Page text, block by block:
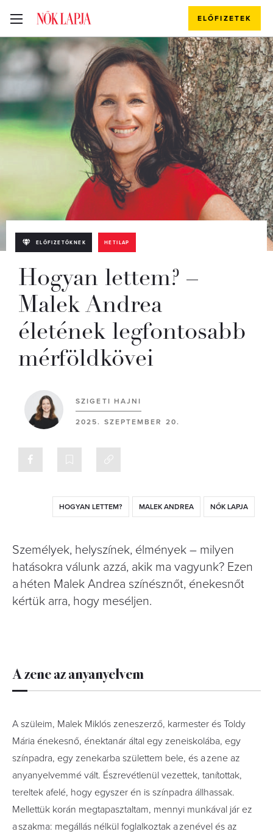
ELŐFIZETEK
ELŐFIZETŐKNEK HETILAP
Hogyan lettem? –
Malek Andrea
életének legfontosabb
mérföldkövei
SZIGETI HAJNI
2025. SZEPTEMBER 20.
HOGYAN LETTEM? MALEK ANDREA NŐK LAPJA
Személyek, helyszínek, élmények – milyen
hatásokra válunk azzá, akik ma vagyunk? Ezen
a héten Malek Andrea színésznőt, énekesnőt
kértük arra, hogy meséljen.
A zene az anyanyelvem
A szüleim, Malek Miklós zeneszerző, karmester és Toldy
Mária énekesnő, énektanár által egy zeneiskolába, egy
színpadra, egy zenekarba születtem bele, és a zene az
anyanyelvemmé vált. Észrevétlenül vezettek, tanítottak,
tereltek afelé, hogy egyszer én is színpadra állhassak.
Mellettük korán megtapasztaltam, mennyi munkával jár ez
a szakma: megállás nélkül foglalkoztak a zenével és az